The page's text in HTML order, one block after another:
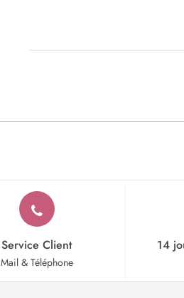
Service Client
Mail & Téléphone
14